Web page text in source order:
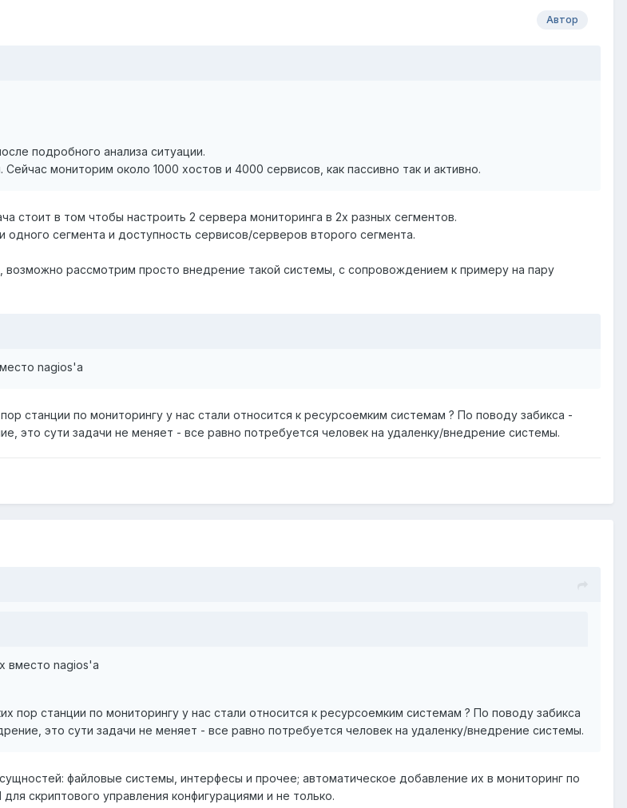
Автор
подробного анализа ситуации.
мониторим около 1000 хостов и 4000 сервисов, как пассивно так и активно.
стоит в том чтобы настроить 2 сервера мониторинга в 2х разных сегментов.
сегмента и доступность сервисов/серверов второго сегмента.
рассмотрим просто внедрение такой системы, с сопровождением к примеру на пару
nagios'а
станции по мониторингу у нас стали относится к ресурсоемким системам ? По поводу забикса -
это сути задачи не меняет - все равно потребуется человек на удаленку/внедрение системы.
вместо nagios'а
пор станции по мониторингу у нас стали относится к ресурсоемким системам ? По поводу забикса
это сути задачи не меняет - все равно потребуется человек на удаленку/внедрение системы.
файловые системы, интерфесы и прочее; автоматическое добавление их в мониторинг по
скриптового управления конфигурациями и не только.